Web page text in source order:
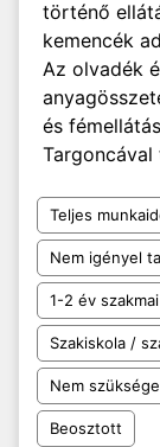
történő
kemencék
Az olvadék
és
Targoncával
Teljes
Nem igényel
1-2 év
Szakiskola /
Nem
Beosztott